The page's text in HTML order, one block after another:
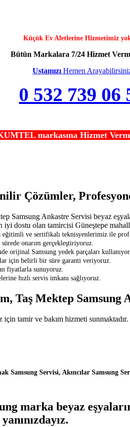
Küçük Ev Aletlerine Hizmetimiz
Bütün Markalara 7/24 Hizmet
Ustamızı Hemen
0 532 739 06
markasına Hizmet
Çözümler,
Samsung Ankastre Servisi beyaz
iyi dostu olan tamircisi Güneştepe
ve sertifikalı teknisyenlerimiz ile
onarım gerçekleştiriyoruz.
orijinal Samsung yedek parçaları
için belirli bir süre garanti veriyoruz.
fiyatlarla sunuyoruz.
hızlı servis imkanı sağlıyoruz.
Taş Mektep Samsung
tamir ve bakım hizmeti
Servisi, Akıncılar Samsung
marka beyaz